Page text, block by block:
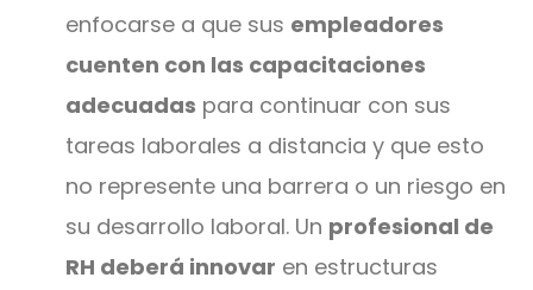
enfocarse a que sus empleadores
cuenten con las capacitaciones
adecuadas para continuar con sus
tareas laborales a distancia y que esto
no represente una barrera o un riesgo en
su desarrollo laboral. Un profesional de
RH deberá innovar en estructuras